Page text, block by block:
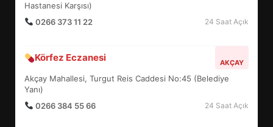
Hastanesi Karşısı)
0266 373 11 22
24 Saat Açık
Körfez Eczanesi AKÇAY
Akçay Mahallesi, Turgut Reis Caddesi No:45 (Belediye
Yanı)
0266 384 55 66
24 Saat Açık
4
5
EMİRHAN BOZ MİLLİ TAKIMDA!